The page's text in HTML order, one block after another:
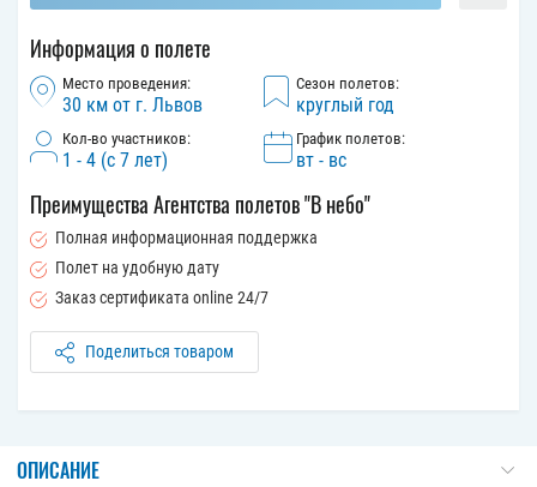
Информация о полете
Место проведения:
30 км от г. Львов
Сезон полетов:
круглый год
Кол-во участников:
1 - 4 (с 7 лет)
График полетов:
вт - вс
Преимущества Агентства полетов "В небо"
Полная информационная поддержка
Полет на удобную дату
Заказ сертификата online 24/7
Поделиться товаром
ОПИСАНИЕ